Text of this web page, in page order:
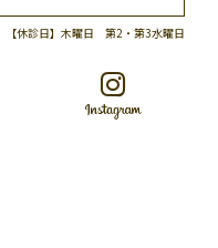
【休診日】木曜日 第2・第3水曜日